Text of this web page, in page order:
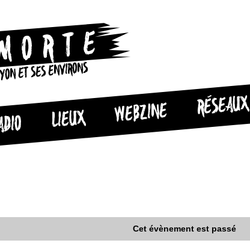
ET SES ENVIRONS
LIEUX WEBZINE RÉSEAUX
Cet évènement est passé